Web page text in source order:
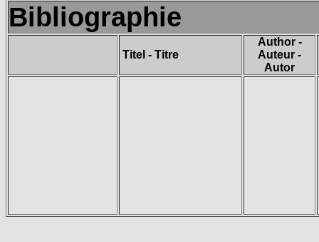
Bibliographie
Titel - Titre
Author -
Auteur -
Autor